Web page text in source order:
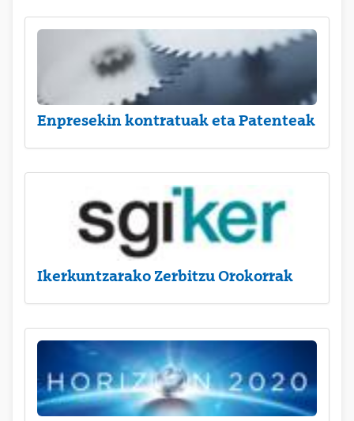
Enpresekin kontratuak eta Patenteak
Ikerkuntzarako Zerbitzu Orokorrak